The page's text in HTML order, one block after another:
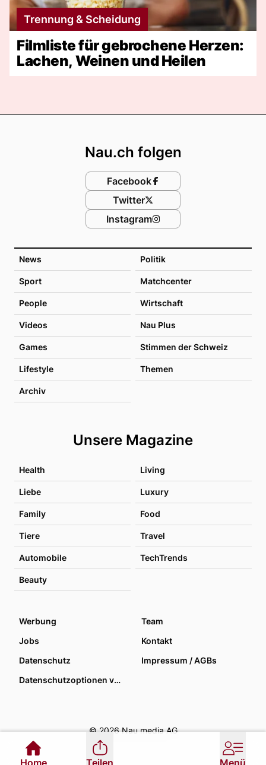
Trennung & Scheidung
Filmliste für gebrochene Herzen:
Lachen, Weinen und Heilen
News Politik
Sport Matchcenter
People Wirtschaft
Videos Nau Plus
Games Stimmen der Schweiz
Lifestyle Themen
Archiv
Unsere Magazine
Health Living
Liebe Luxury
Family Food
Tiere Travel
Automobile TechTrends
Beauty
Nau.ch folgen
Facebook
Twitter
Instagram
Werbung
Team
Jobs
Kontakt
Datenschutz
Impressum / AGBs
Datenschutzoptionen verwalten
© 2026 Nau media AG
Home Teilen Menü